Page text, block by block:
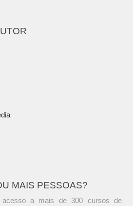
MAIS PESSOAS?
acesso a mais de 300 cursos de